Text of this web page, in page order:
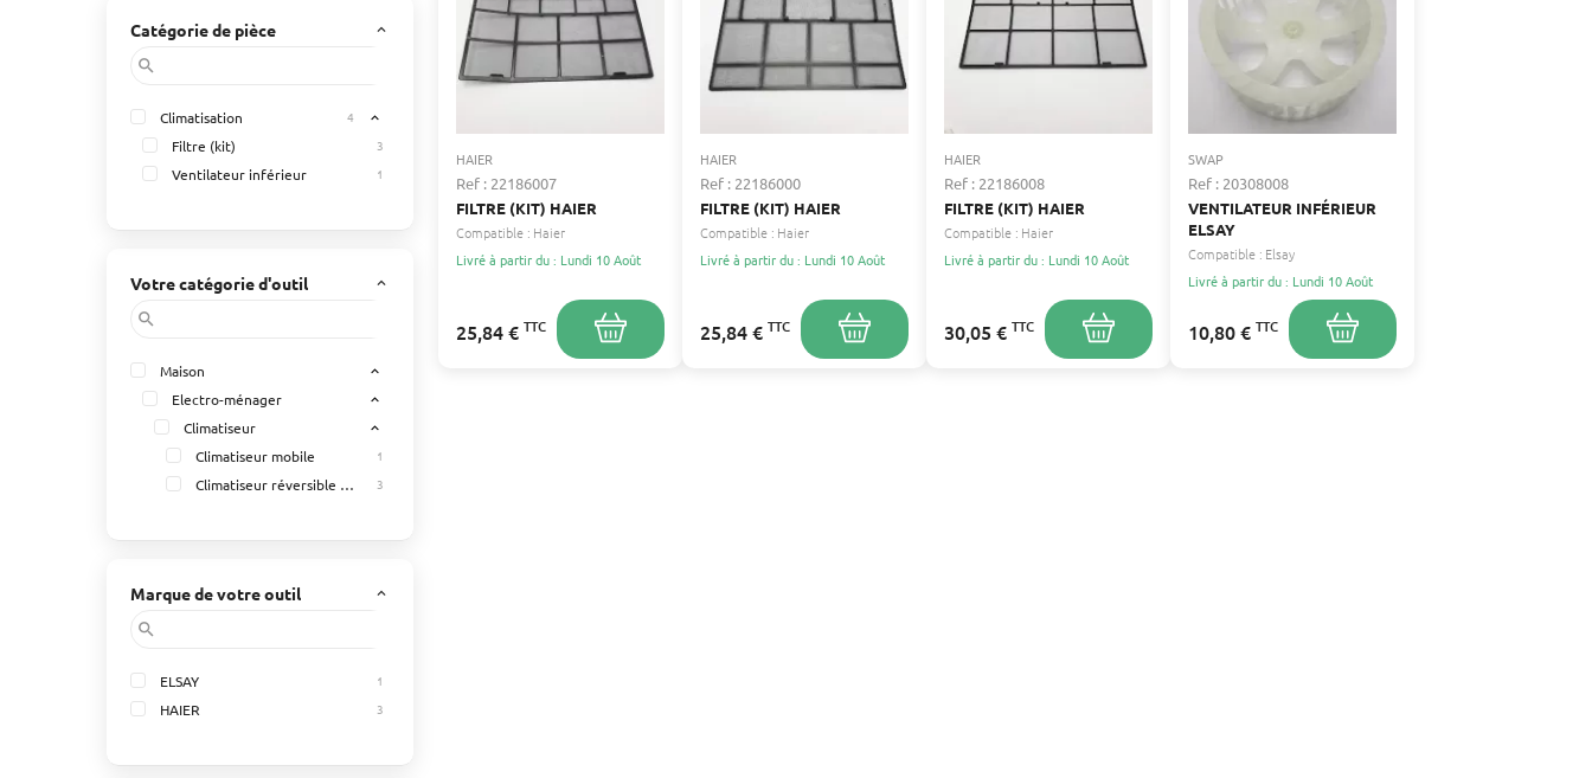
Catégorie de pièce keyboard_arrow_up
search
Climatisation 4 expand_less
Filtre (kit) 3
Ventilateur inférieur 1
Votre catégorie d'outil keyboard_arrow_up
search
Maison expand_less
Electro-ménager expand_less
Climatiseur expand_less
Climatiseur mobile 1
Climatiseur réversible monosplit 3
Marque de votre outil keyboard_arrow_up
search
ELSAY 1
HAIER 3
HAIER
Ref : 22186007
FILTRE (KIT) HAIER
Compatible : Haier
Livré à partir du : Lundi 10 Août
25,84 € TTC
HAIER
Ref : 22186000
FILTRE (KIT) HAIER
Compatible : Haier
Livré à partir du : Lundi 10 Août
25,84 € TTC
HAIER
Ref : 22186008
FILTRE (KIT) HAIER
Compatible : Haier
Livré à partir du : Lundi 10 Août
30,05 € TTC
SWAP
Ref : 20308008
VENTILATEUR INFÉRIEUR
ELSAY
Compatible : Elsay
Livré à partir du : Lundi 10 Août
10,80 € TTC